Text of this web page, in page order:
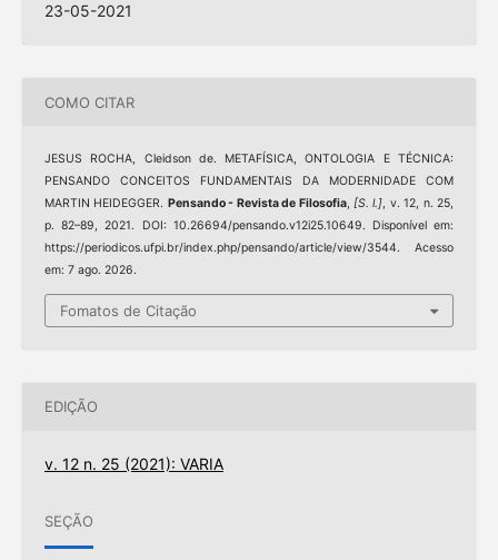
23-05-2021
COMO CITAR
JESUS ROCHA, Cleidson de. METAFÍSICA, ONTOLOGIA E TÉCNICA:
PENSANDO CONCEITOS FUNDAMENTAIS DA MODERNIDADE COM
MARTIN HEIDEGGER. Pensando - Revista de Filosofia, [S. l.], v. 12, n. 25,
p. 82–89, 2021. DOI: 10.26694/pensando.v12i25.10649. Disponível em:
https://periodicos.ufpi.br/index.php/pensando/article/view/3544. Acesso
em: 7 ago. 2026.
Fomatos de Citação
EDIÇÃO
v. 12 n. 25 (2021): VARIA
SEÇÃO